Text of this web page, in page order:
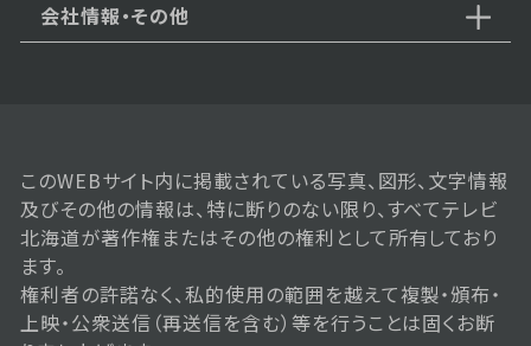
会社情報・その他
このWEBサイト内に掲載されている写真、図形、文字情報
及びその他の情報は、特に断りのない限り、すべてテレビ
北海道が著作権またはその他の権利として所有しており
ます。
権利者の許諾なく、私的使用の範囲を越えて複製・頒布・
上映・公衆送信（再送信を含む）等を行うことは固くお断